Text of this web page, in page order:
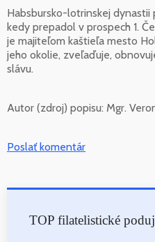
Habsbursko-lotrinskej dynastii
kedy prepadol v prospech 1.
je majiteľom kaštieľa mesto
jeho okolie, zveľaďuje,
slávu.
Autor (zdroj) popisu: Mgr.
Poslať komentár
TOP filatelistické